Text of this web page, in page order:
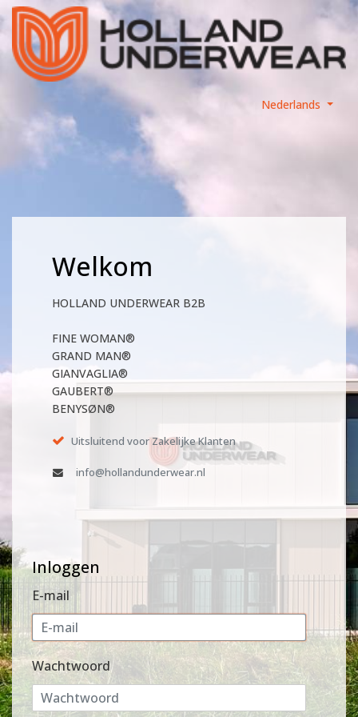
Nederlands
Welkom
HOLLAND UNDERWEAR B2B
FINE WOMAN®
GRAND MAN®
GIANVAGLIA®
GAUBERT®
BENYSØN®
Uitsluitend voor Zakelijke Klanten
info@hollandunderwear.nl
Inloggen
E-mail
Wachtwoord